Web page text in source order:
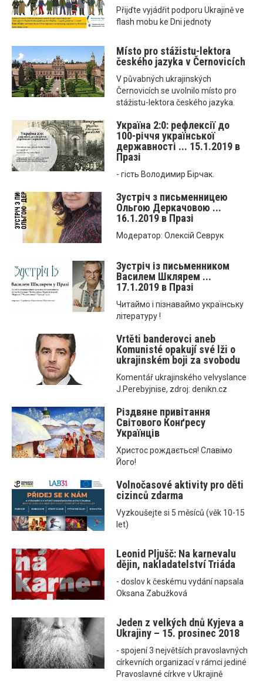
Přijďte vyjádřit podporu Ukrajině ve
flash mobu ke Dni jednoty
Místo pro stážistu-lektora
českého jazyka v Černovicích
V půvabných ukrajinských
Černovicích se uvolnilo místo pro
stážistu-lektora českého jazyka.
Україна 2:0: рефлексії до
100-річчя української
державності ... 15.1.2019 в
Празі
- гість Володимир Бірчак.
Зустріч з письменницею
Ольгою Деркачовою ...
16.1.2019 в Празі
Модератор: Олексій Севрук
Зустріч із письменником
Василем Шклярем ...
17.1.2019 в Празі
Читаймо і пізнаваймо українську
літературу !
Vrtěti banderovci aneb
Komunisté opakují své lži o
ukrajinském boji za svobodu
Komentář ukrajinského velvyslance
J.Perebyjnise, zdroj: denikn.cz
Різдвяне привітання
Світового Конґресу
Українців
Христос рождається! Славімо
Його!
Volnočasové aktivity pro děti
cizinců zdarma
Vyzkoušejte si 5 měsíců (věk 10-15
let)
Leonid Pljušč: Na karnevalu
dějin, nakladatelství Triáda
- doslov k českému vydání napsala
Oksana Zabužková
Jeden z velkých dnů Kyjeva a
Ukrajiny – 15. prosinec 2018
- spojení 3 největších pravoslavných
církevních organizací v rámci jediné
Pravoslavné církve v Ukrajině